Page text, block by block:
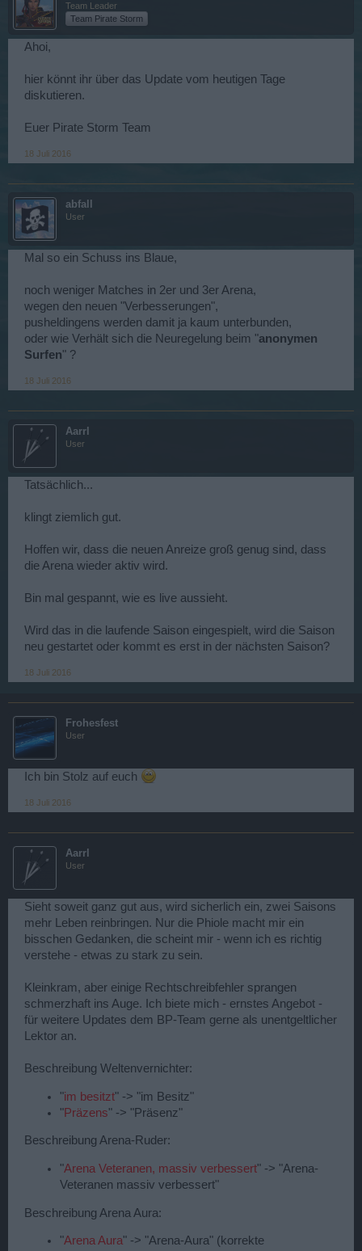
Team Leader
Team Pirate Storm
Ahoi,
hier könnt ihr über das Update vom heutigen Tage
diskutieren.
Euer Pirate Storm Team
18 Juli 2016
abfall
User
Mal so ein Schuss ins Blaue,
noch weniger Matches in 2er und 3er Arena,
wegen den neuen "Verbesserungen",
pusheldingens werden damit ja kaum unterbunden,
oder wie Verhält sich die Neuregelung beim "anonymen
Surfen" ?
18 Juli 2016
Aarrl
User
Tatsächlich...
klingt ziemlich gut.
Hoffen wir, dass die neuen Anreize groß genug sind, dass
die Arena wieder aktiv wird.
Bin mal gespannt, wie es live aussieht.
Wird das in die laufende Saison eingespielt, wird die Saison
neu gestartet oder kommt es erst in der nächsten Saison?
18 Juli 2016
Frohesfest
User
Ich bin Stolz auf euch
18 Juli 2016
Aarrl
User
Sieht soweit ganz gut aus, wird sicherlich ein, zwei Saisons
mehr Leben reinbringen. Nur die Phiole macht mir ein
bisschen Gedanken, die scheint mir - wenn ich es richtig
verstehe - etwas zu stark zu sein.
Kleinkram, aber einige Rechtschreibfehler sprangen
schmerzhaft ins Auge. Ich biete mich - ernstes Angebot -
für weitere Updates dem BP-Team gerne als unentgeltlicher
Lektor an.
Beschreibung Weltenvernichter:
"im besitzt" -> "im Besitz"
"Präzens" -> "Präsenz"
Beschreibung Arena-Ruder:
"Arena Veteranen, massiv verbessert" -> "Arena-
Veteranen massiv verbessert"
Beschreibung Arena Aura:
"Arena Aura" -> "Arena-Aura" (korrekte